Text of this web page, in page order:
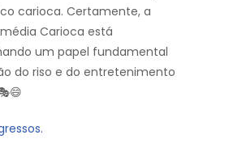
carioca. Certamente, a
Carioca está
um papel fundamental
do riso e do entretenimento